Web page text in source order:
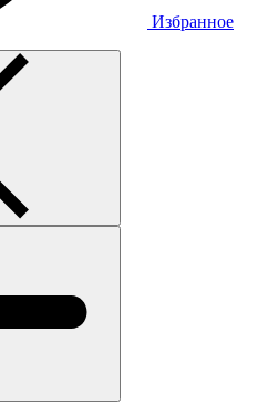
Избранное